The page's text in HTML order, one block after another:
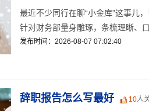
最近不少同行在聊“小金库”这事儿
针对财务部量身雕琢，条梳理晰、
发布时间：2026-08-07 07:02:40
辞职报告怎么写最好 10人